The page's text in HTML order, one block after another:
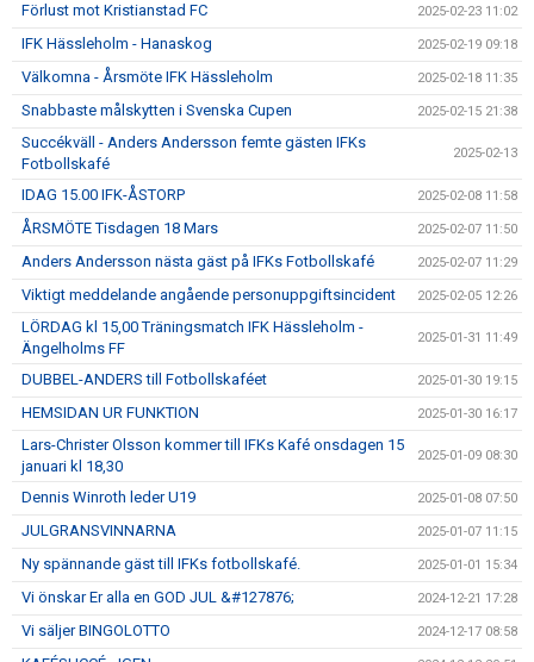
Förlust mot Kristianstad FC 2025-02-23 11:02
IFK Hässleholm - Hanaskog 2025-02-19 09:18
Välkomna - Årsmöte IFK Hässleholm 2025-02-18 11:35
Snabbaste målskytten i Svenska Cupen 2025-02-15 21:38
Succékväll - Anders Andersson femte gästen IFKs
Fotbollskafé
2025-02-13
IDAG 15.00 IFK-ÅSTORP 2025-02-08 11:58
ÅRSMÖTE Tisdagen 18 Mars 2025-02-07 11:50
Anders Andersson nästa gäst på IFKs Fotbollskafé 2025-02-07 11:29
Viktigt meddelande angående personuppgiftsincident 2025-02-05 12:26
LÖRDAG kl 15,00 Träningsmatch IFK Hässleholm -
Ängelholms FF
2025-01-31 11:49
DUBBEL-ANDERS till Fotbollskaféet 2025-01-30 19:15
HEMSIDAN UR FUNKTION 2025-01-30 16:17
Lars-Christer Olsson kommer till IFKs Kafé onsdagen 15
januari kl 18,30
2025-01-09 08:30
Dennis Winroth leder U19 2025-01-08 07:50
JULGRANSVINNARNA 2025-01-07 11:15
Ny spännande gäst till IFKs fotbollskafé. 2025-01-01 15:34
Vi önskar Er alla en GOD JUL &#127876; 2024-12-21 17:28
Vi säljer BINGOLOTTO 2024-12-17 08:58